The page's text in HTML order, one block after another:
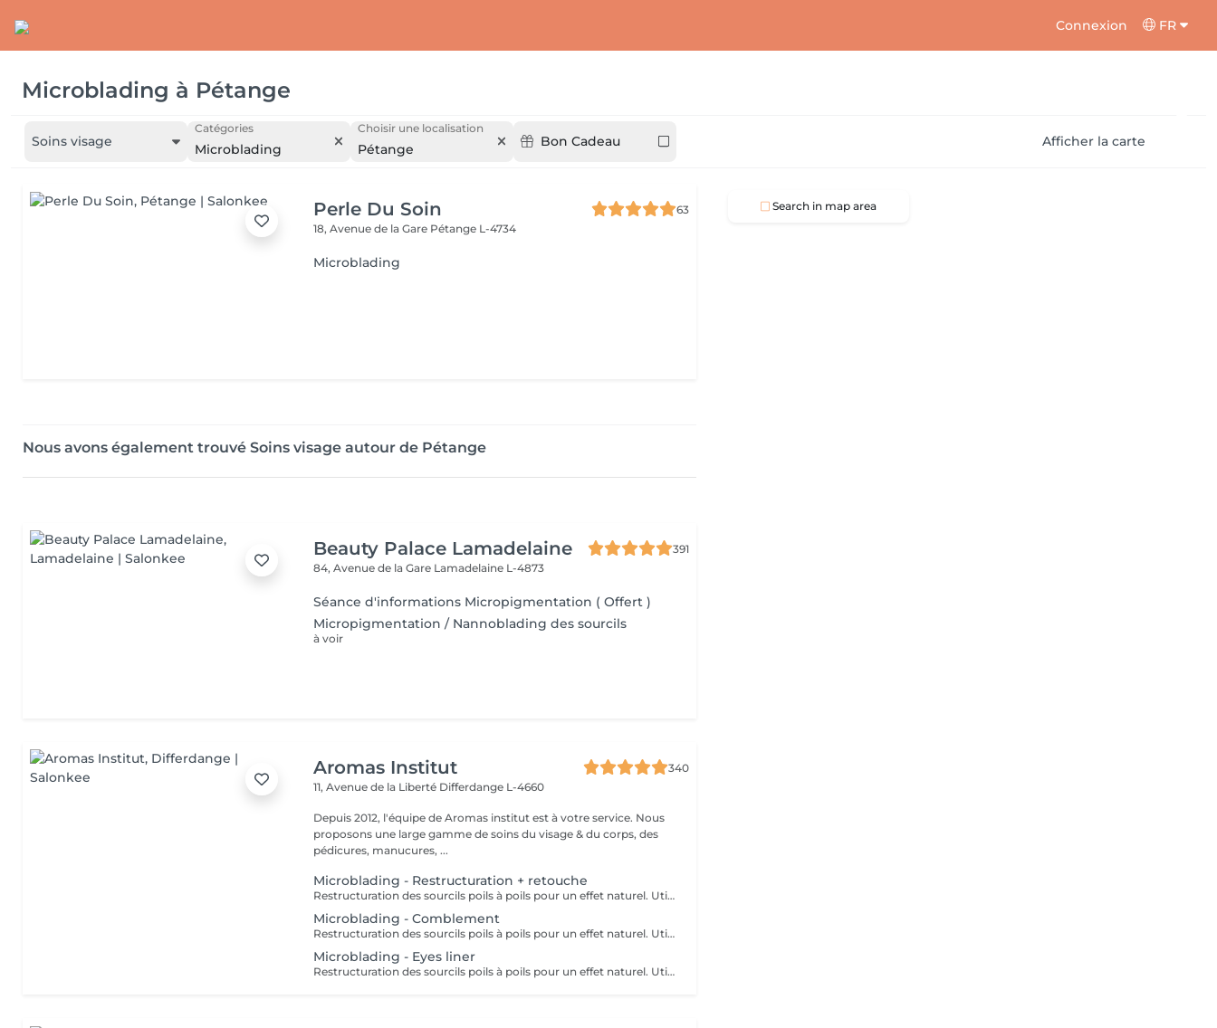
Connexion FR
Microblading à Pétange
Soins visage
Catégories
Microblading
Choisir une localisation
Pétange Bon Cadeau Afficher la carte
Perle Du Soin
63
18, Avenue de la Gare Pétange L-4734
Microblading
Nous avons également trouvé Soins visage autour de Pétange
Beauty Palace Lamadelaine
391
84, Avenue de la Gare Lamadelaine L-4873
Séance d'informations Micropigmentation ( Offert )
Micropigmentation / Nannoblading des sourcils
à voir
Aromas Institut
340
11, Avenue de la Liberté Differdange L-4660
Depuis 2012, l'équipe de Aromas institut est à votre service. Nous
proposons une large gamme de soins du visage & du corps, des
pédicures, manucures, ...
Microblading - Restructuration + retouche
Restructuration des sourcils poils à poils pour un effet naturel. Utilisation de pigment d'origine naturel & Bio. Nous vous prions de bien vouloir respecter votre rendez-vous. En prenant rendez-vous, vous occupez une place, dont une autre personne aurait éventuellement besoin. Tout rendez-vous non annulé 24h en avance, est susceptible d'être facturé. (Si vous ne pouvez pas vous présenter à votre RDV, proposez-le éventuellement à un proche ou à un ami) Toute l'équipe de Aromas Institut vous remercie pour votre respect et votre compréhension.
Microblading - Comblement
Restructuration des sourcils poils à poils pour un effet naturel. Utilisation de pigment d'origine naturel & Bio. Nous vous prions de bien vouloir respecter votre rendez-vous. En prenant rendez-vous, vous occupez une place, dont une autre personne aurait éventuellement besoin. Tout rendez-vous non annulé 24h en avance, est susceptible d'être facturé. (Si vous ne pouvez pas vous présenter à votre RDV, proposez-le éventuellement à un proche ou à un ami) Toute l'équipe de Aromas Institut vous remercie pour votre respect et votre compréhension.
Microblading - Eyes liner
Restructuration des sourcils poils à poils pour un effet naturel. Utilisation de pigment d'origine naturel & Bio. Nous vous prions de bien vouloir respecter votre rendez-vous. En prenant rendez-vous, vous occupez une place, dont une autre personne aurait éventuellement besoin. Tout rendez-vous non annulé 24h en avance, est susceptible d'être facturé. (Si vous ne pouvez pas vous présenter à votre RDV, proposez-le éventuellement à un proche ou à un ami) Toute l'équipe de Aromas Institut vous remercie pour votre respect et votre compréhension.
Search in map area